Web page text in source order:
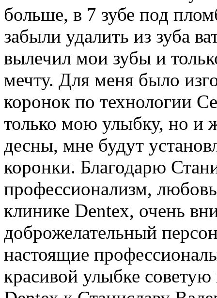
больше, в 7 зубе под
забыли удалить из зуба
вылечил мои зубы и
мечту. Для меня было
коронок по технологии
только мою улыбку, но и
десны, мне будут
коронки. Благодарю
профессионализм,
клинике Dentex, очень
доброжелательный
настоящие
красивой улыбке